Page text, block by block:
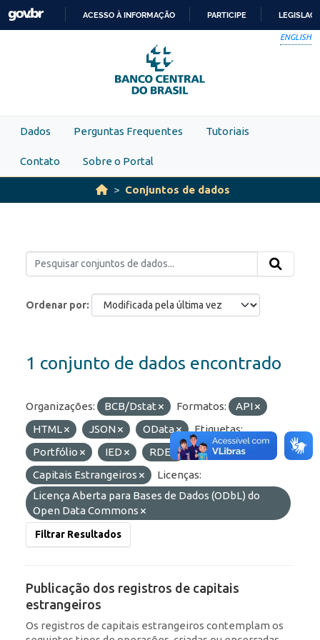
Skip to main content
PARA
O
CONTEÚDO
ACESSO À INFORMAÇÃO PARTICIPE
ENGLISH
Dados Perguntas Frequentes Tutoriais
Contato Sobre o Portal
Conjuntos de dados
Ordenar por
1 conjunto de dados encontrado
Organizações: BCB/Dstat Formatos:
API
HTML
JSON OData
Etiquetas:
Portfólio
IED
RDE
Capitais Estrangeiros
Licenças:
Licença Aberta para Bases de Dados (ODbL) do
Open Data Commons
Filtrar Resultados
Publicação dos registros de capitais
estrangeiros
Os registros de capitais estrangeiros contemplam os